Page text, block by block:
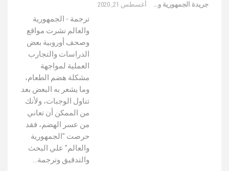
جريدة الجمهورية والعالم أغسطس 21, 2020
ترجمة - الجمهورية
والعالم نشرت مواقع
وصحف أوروبية بعض
الدراسات والتجارب
العملية لمواجهة
مشكلة هضم الطعام،
وما يشعر به البعض بعد
تناول الوجبات، ولأنك
من الممكن أن تعاني
من عسر الهضم، فقد
حرصت "الجمهورية
والعالم" علي البحث
والتدقيق وترجمة…